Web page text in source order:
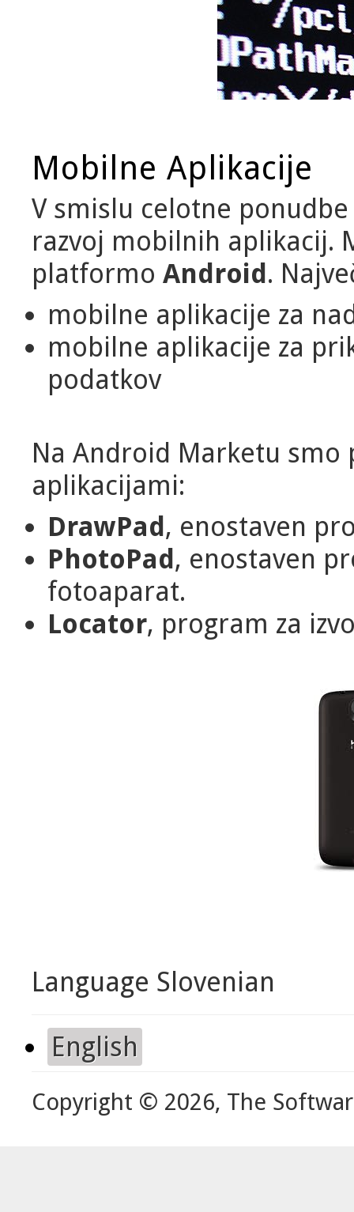
Mobilne Aplikacije
V smislu celotne
razvoj mobilnih aplikacij.
platformo Android.
mobilne aplikacije za
mobilne aplikacije za
podatkov
Na Android Marketu
aplikacijami:
DrawPad , enostaven
PhotoPad , enostaven
fotoaparat.
Locator, program za
Language Slovenian
English
Copyright © 2026, The